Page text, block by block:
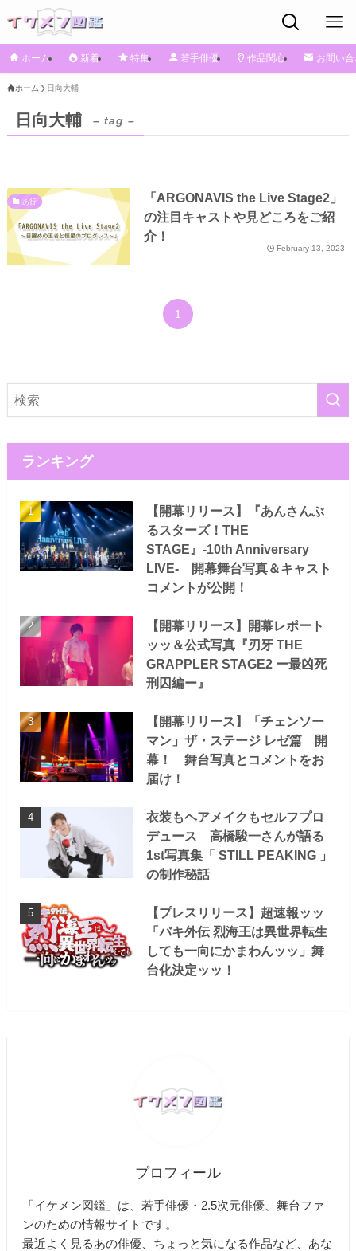
ホーム 新着 特集 若手俳優 作品関心 お問い
ホーム 日向大輔
日向大輔 – tag –
あ行
「ARGONAVIS the Live Stage2」
の注目キャストや見どころをご紹
介！
February 13, 2023
1
ランキング
【開幕リリース】『あんさんぶ
るスターズ！THE
STAGE』-10th Anniversary
LIVE- 開幕舞台写真＆キャスト
コメントが公開！
【開幕リリース】開幕レポート
ッッ＆公式写真『刃牙 THE
GRAPPLER STAGE2 ー最凶死
刑囚編ー』
【開幕リリース】「チェンソー
マン」ザ・ステージ レゼ篇 開
幕！ 舞台写真とコメントをお
届け！
衣装もヘアメイクもセルフプロ
デュース 高橋駿一さんが語る
1st写真集「 STILL PEAKING 」
の制作秘話
【プレスリリース】超速報ッッ
「バキ外伝 烈海王は異世界転生
しても一向にかまわんッッ」舞
台化決定ッッ！
プロフィール
「イケメン図鑑」は、若手俳優・2.5次元俳優、舞台ファ
ンのための情報サイトです。
最近よく見るあの俳優、ちょっと気になる作品など、あな